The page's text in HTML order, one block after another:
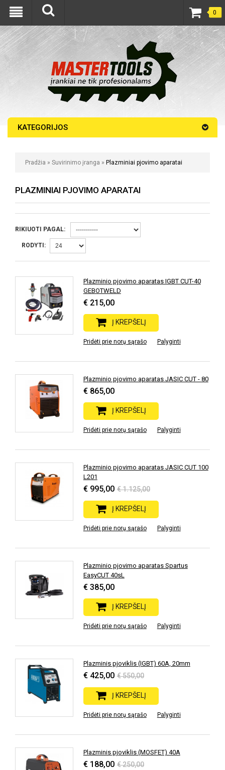
0
KATEGORIJOS
Pradžia » Suvirinimo įranga » Plazminiai pjovimo aparatai
PLAZMINIAI PJOVIMO APARATAI
RIKIUOTI PAGAL:
RODYTI:
Plazminio pjovimo aparatas IGBT CUT-40
GEBOTWELD
€ 215,00
Į KREPŠELĮ
Pridėti prie norų sąrašo Palyginti
Plazminio pjovimo aparatas JASIC CUT - 80
€ 865,00
Į KREPŠELĮ
Pridėti prie norų sąrašo Palyginti
Plazminio pjovimo aparatas JASIC CUT 100
L201
€ 995,00 € 1.125,00
Į KREPŠELĮ
Pridėti prie norų sąrašo Palyginti
Plazminio pjovimo aparatas Spartus
EasyCUT 40sL
€ 385,00
Į KREPŠELĮ
Pridėti prie norų sąrašo Palyginti
Plazminis pjoviklis (IGBT) 60A, 20mm
€ 425,00 € 550,00
Į KREPŠELĮ
Pridėti prie norų sąrašo Palyginti
Plazminis pjoviklis (MOSFET) 40A
€ 188,00 € 250,00